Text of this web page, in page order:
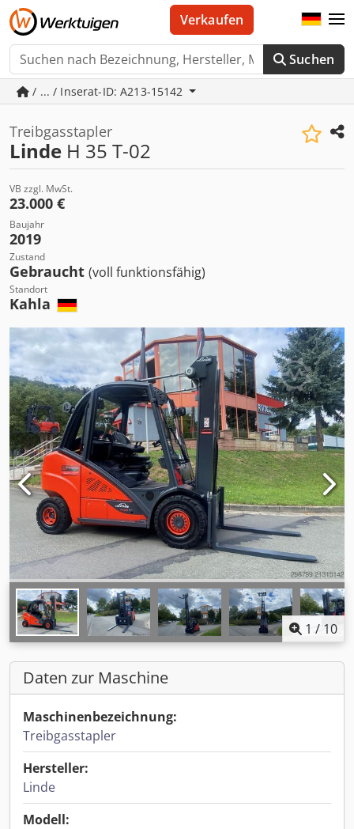
Suchen
Verkaufen
/ ... / Inserat-ID: A213-15142
Treibgasstapler
Linde H 35 T-02
VB zzgl. MwSt.
23.000 €
Baujahr
2019
Zustand
Gebraucht (voll funktionsfähig)
Standort
Kahla
1 / 10
Daten zur Maschine
Maschinenbezeichnung:
Treibgasstapler
Hersteller:
Linde
Modell: